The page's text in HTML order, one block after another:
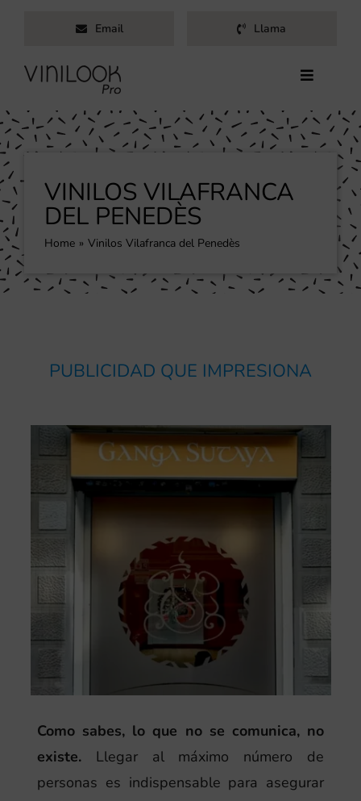
contenido
Email Llama
Toggle
Inicio
Servicios
Productos
Trabajos
Blog
Contacto
VINILOS VILAFRANCA
DEL PENEDÈS
Home Vinilos Vilafranca del Penedès
PUBLICIDAD QUE IMPRESIONA
Como sabes, lo que no se comunica, no
existe.Llegar al máximo número de
personas es indispensable para asegurar